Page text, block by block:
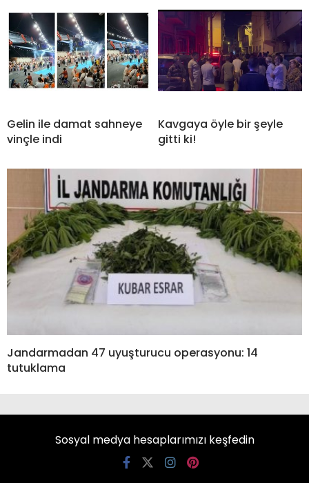
Gelin ile damat sahneye
vinçle indi
Kavgaya öyle bir şeyle
gitti ki!
Jandarmadan 47 uyuşturucu operasyonu: 14
tutuklama
Sosyal medya hesaplarımızı keşfedin